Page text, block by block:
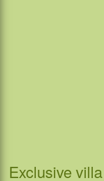
Exclusive villa